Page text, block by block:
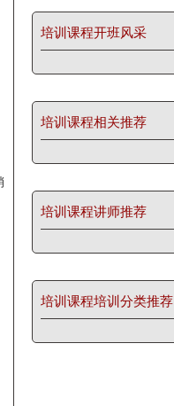
培训课程开班风采
培训课程相关推荐
培训课程讲师推荐
培训课程培训分类推荐